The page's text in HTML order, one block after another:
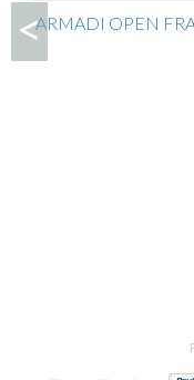
ARMADI OPEN
<